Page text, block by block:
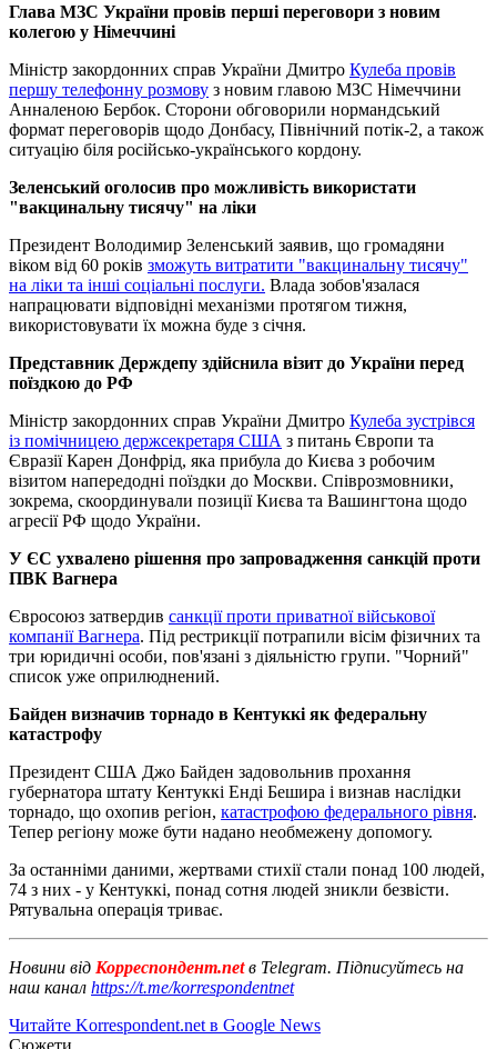
Глава МЗС України провів перші переговори з новим
колегою у Німеччині
Міністр закордонних справ України Дмитро Кулеба провів
першу телефонну розмову з новим главою МЗС Німеччини
Анналеною Бербок. Сторони обговорили нормандський
формат переговорів щодо Донбасу, Північний потік-2, а також
ситуацію біля російсько-українського кордону.
Зеленський оголосив про можливість використати
"вакцинальну тисячу" на ліки
Президент Володимир Зеленський заявив, що громадяни
віком від 60 років зможуть витратити "вакцинальну тисячу"
на ліки та інші соціальні послуги. Влада зобов'язалася
напрацювати відповідні механізми протягом тижня,
використовувати їх можна буде з січня.
Представник Держдепу здійснила візит до України перед
поїздкою до РФ
Міністр закордонних справ України Дмитро Кулеба зустрівся
із помічницею держсекретаря США з питань Європи та
Євразії Карен Донфрід, яка прибула до Києва з робочим
візитом напередодні поїздки до Москви. Співрозмовники,
зокрема, скоординували позиції Києва та Вашингтона щодо
агресії РФ щодо України.
У ЄС ухвалено рішення про запровадження санкцій проти
ПВК Вагнера
Євросоюз затвердив санкції проти приватної військової
компанії Вагнера. Під рестрикції потрапили вісім фізичних та
три юридичні особи, пов'язані з діяльністю групи. "Чорний"
список уже оприлюднений.
Байден визначив торнадо в Кентуккі як федеральну
катастрофу
Президент США Джо Байден задовольнив прохання
губернатора штату Кентуккі Енді Бешира і визнав наслідки
торнадо, що охопив регіон, катастрофою федерального рівня.
Тепер регіону може бути надано необмежену допомогу.
За останніми даними, жертвами стихії стали понад 100 людей,
74 з них - у Кентуккі, понад сотня людей зникли безвісти.
Рятувальна операція триває.
Новини від Корреспондент.netв Telegram. Підписуйтесь на
наш канал https://t.me/korrespondentnet
Читайте Korrespondent.net в Google News
Сюжети